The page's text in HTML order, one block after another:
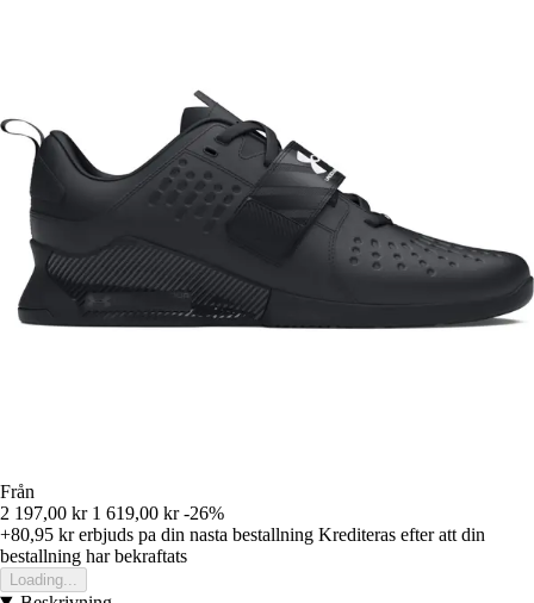
Från
2 197,00 kr 1 619,00 kr -26%
+80,95 krerbjuds pa din nasta bestallning Krediteras efter att din
bestallning har bekraftats
Loading...